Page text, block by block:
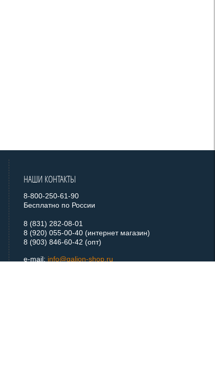
НАШИ КОНТАКТЫ
8-800-250-61-90
Бесплатно по России
8 (831) 282-08-01
8 (920) 055-00-40 (интернет магазин)
8 (903) 846-60-42 (опт)
e-mail: info@galion-shop.ru